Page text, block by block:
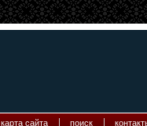
карта сайта поиск